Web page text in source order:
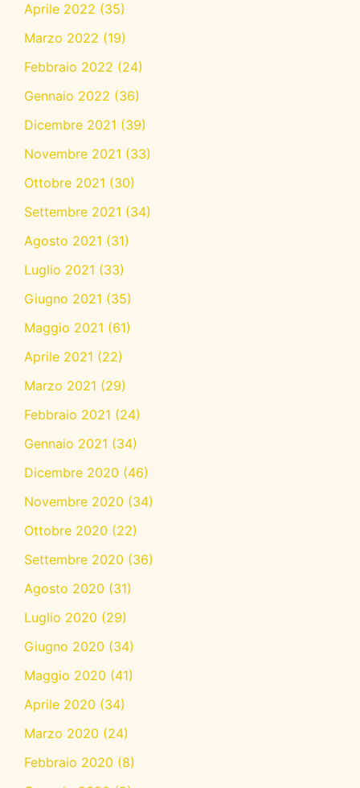
Aprile 2022 (35)
Marzo 2022 (19)
Febbraio 2022 (24)
Gennaio 2022 (36)
Dicembre 2021 (39)
Novembre 2021 (33)
Ottobre 2021 (30)
Settembre 2021 (34)
Agosto 2021 (31)
Luglio 2021 (33)
Giugno 2021 (35)
Maggio 2021 (61)
Aprile 2021 (22)
Marzo 2021 (29)
Febbraio 2021 (24)
Gennaio 2021 (34)
Dicembre 2020 (46)
Novembre 2020 (34)
Ottobre 2020 (22)
Settembre 2020 (36)
Agosto 2020 (31)
Luglio 2020 (29)
Giugno 2020 (34)
Maggio 2020 (41)
Aprile 2020 (34)
Marzo 2020 (24)
Febbraio 2020 (8)